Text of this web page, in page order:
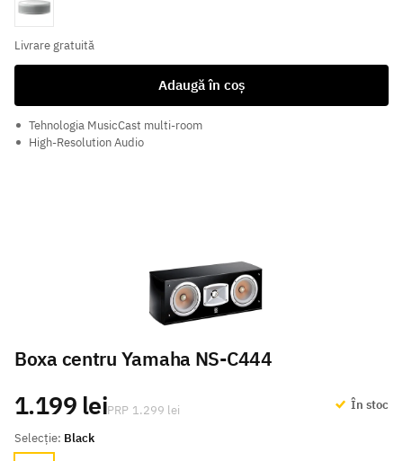
Livrare gratuită
Adaugă în coș
Tehnologia MusicCast multi-room
High-Resolution Audio
Boxa centru Yamaha NS-C444
În stoc
Selecție: Black
1.199 lei 1.299 lei